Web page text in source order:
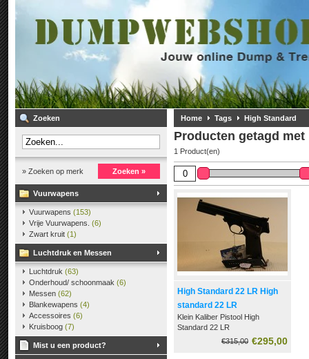
Zoeken
» Zoeken op merk Zoeken »
Vuurwapens
Vuurwapens (153)
Vrije Vuurwapens. (6)
Zwart kruit (1)
Luchtdruk en Messen
Luchtdruk (63)
Onderhoud/ schoonmaak (6)
Messen (62)
Blankewapens (4)
Accessoires (6)
Kruisboog (7)
Mist u een product?
Home Tags High Standard
Producten getagd
1 Product(en)
High Standard 22 LR High
standard 22 LR
Klein Kaliber Pistool High
Standard 22 LR
€295,00
€315,00